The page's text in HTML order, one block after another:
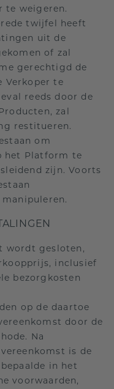
te weigeren.
twijfel heeft
uit de
of zal
gerechtigd de
Verkoper te
reeds door de
zal
restitueren.
om
het Platform te
zijn. Voorts
wordt gesloten,
inclusief
bezorgkosten
op de daartoe
door de
Na
is de
in het
voorwaarden,